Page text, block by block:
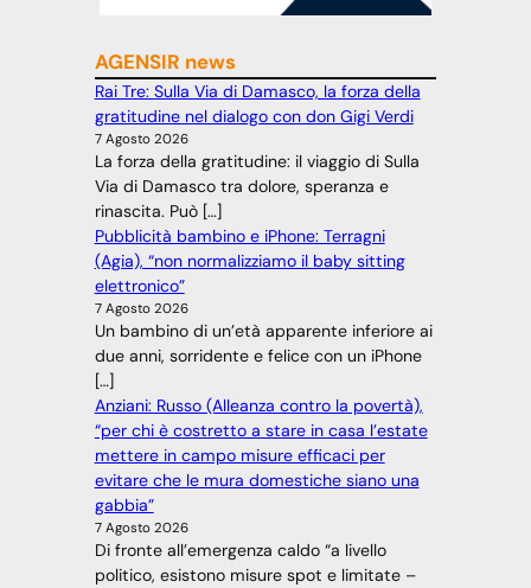
AGENSIR news
Rai Tre: Sulla Via di Damasco, la forza della
gratitudine nel dialogo con don Gigi Verdi
7 Agosto 2026
La forza della gratitudine: il viaggio di Sulla
Via di Damasco tra dolore, speranza e
rinascita. Può […]
Pubblicità bambino e iPhone: Terragni
(Agia), “non normalizziamo il baby sitting
elettronico”
7 Agosto 2026
Un bambino di un’età apparente inferiore ai
due anni, sorridente e felice con un iPhone
[…]
Anziani: Russo (Alleanza contro la povertà),
“per chi è costretto a stare in casa l’estate
mettere in campo misure efficaci per
evitare che le mura domestiche siano una
gabbia”
7 Agosto 2026
Di fronte all’emergenza caldo “a livello
politico, esistono misure spot e limitate –